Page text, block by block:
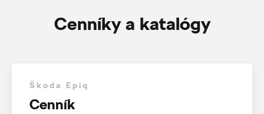
Cenníky a katalógy
Škoda Epiq
Cenník